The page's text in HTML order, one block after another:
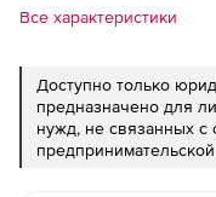
Все характеристики
Доступно только
предназначено для
нужд, не связанных с